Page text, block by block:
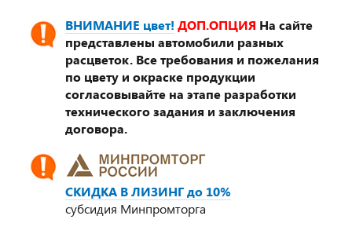
ВНИМАНИЕ цвет! ДОП.ОПЦИЯ На сайте
представлены автомобили разных
расцветок. Все требования и пожелания
по цвету и окраске продукции
согласовывайте на этапе разработки
технического задания и заключения
договора.
СКИДКА В ЛИЗИНГ до 10%
субсидия Минпромторга